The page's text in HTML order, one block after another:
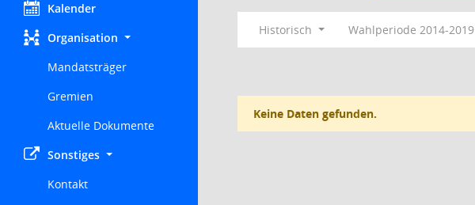
Kalender
Organisation
Mandatsträger
Gremien
Aktuelle Dokumente
Sonstiges
Kontakt
Historisch Wahlperiode 2014-2019
Keine Daten gefunden.